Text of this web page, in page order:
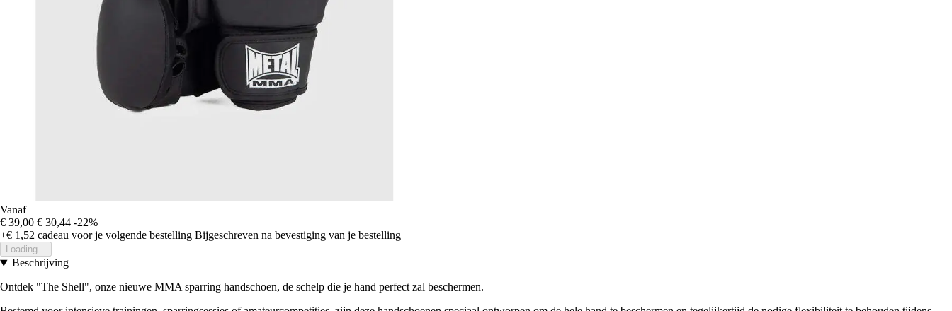
Vanaf
€ 39,00 € 30,44 -22%
+€ 1,52 cadeau voor je volgende bestelling Bijgeschreven na bevestiging van je bestelling
Loading...
Beschrijving
Ontdek "The Shell", onze nieuwe MMA sparring handschoen, de schelp die je hand perfect zal beschermen.